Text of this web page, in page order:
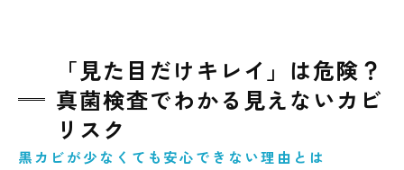
「見た目だけキレイ」は危険？
真菌検査でわかる見えないカビ
リスク
黒カビが少なくても安心できない理由とは